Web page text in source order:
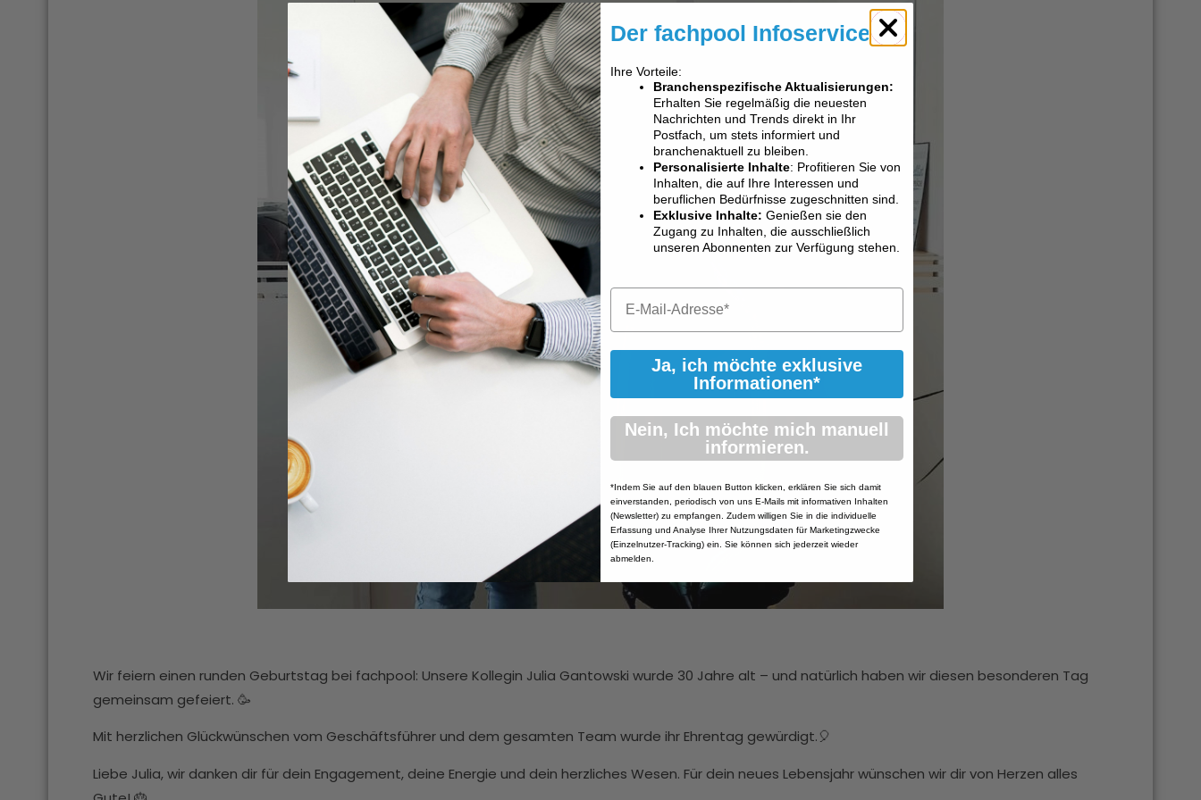
Wir feiern einen runden Geburtstag bei fachpool: Unsere Kollegin Julia Gantowski wurde 30 Jahre alt – und natürlich haben wir diesen besonderen Tag
gemeinsam gefeiert. 🥳
Mit herzlichen Glückwünschen vom Geschäftsführer und dem gesamten Team wurde ihr Ehrentag gewürdigt.🎈
Liebe Julia, wir danken dir für dein Engagement, deine Energie und dein herzliches Wesen. Für dein neues Lebensjahr wünschen wir dir von Herzen alles
Der fachpool Infoservice
Ihre Vorteile:
Branchenspezifische Aktualisierungen:
Erhalten Sie regelmäßig die neuesten
Nachrichten und Trends direkt in Ihr
Postfach, um stets informiert und
branchenaktuell zu bleiben.
Personalisierte Inhalte: Profitieren Sie von
Inhalten, die auf Ihre Interessen und
beruflichen Bedürfnisse zugeschnitten sind.
Exklusive Inhalte: Genießen sie den
Zugang zu Inhalten, die ausschließlich
unseren Abonnenten zur Verfügung stehen.
Ja, ich möchte exklusive
Informationen*
Nein, Ich möchte mich manuell
informieren.
*Indem Sie auf den blauen Button klicken, erklären Sie sich damit
einverstanden, periodisch von uns E-Mails mit informativen Inhalten
(Newsletter) zu empfangen. Zudem willigen Sie in die individuelle
Erfassung und Analyse Ihrer Nutzungsdaten für Marketingzwecke
(Einzelnutzer-Tracking) ein. Sie können sich jederzeit wieder
abmelden.